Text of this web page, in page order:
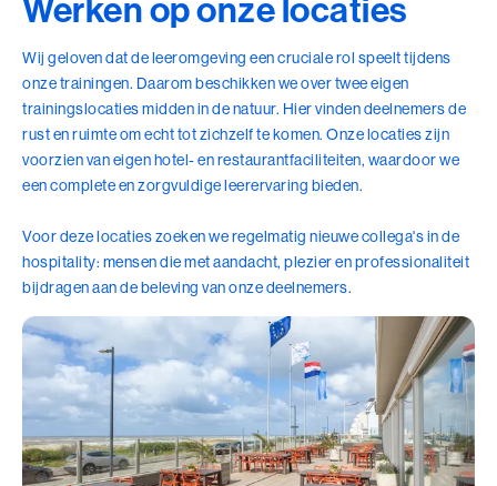
Wij geloven dat de leeromgeving een cruciale rol speelt tijdens
onze trainingen. Daarom beschikken we over twee eigen
trainingslocaties midden in de natuur. Hier vinden deelnemers de
rust en ruimte om echt tot zichzelf te komen. Onze locaties zijn
voorzien van eigen hotel- en restaurantfaciliteiten, waardoor we
een complete en zorgvuldige leerervaring bieden.
Voor deze locaties zoeken we regelmatig nieuwe collega's in de
hospitality: mensen die met aandacht, plezier en professionaliteit
bijdragen aan de beleving van onze deelnemers.